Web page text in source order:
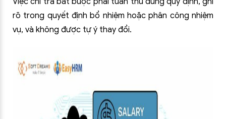
rõ trong quyết định bổ nhiệm hoặc phân công nhiệm
vụ, và không được tự ý thay đổi.